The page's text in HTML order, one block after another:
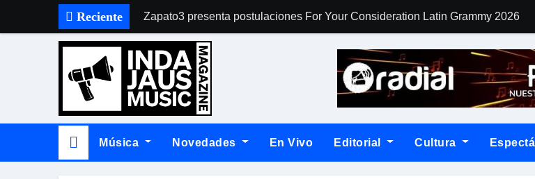
Reciente Zapato3 presenta postulaciones For Your Consideration Latin Grammy 2026
Música Novedades En Vivo Editorial Cultura